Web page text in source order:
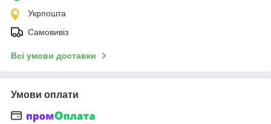
Укрпошта
Самовивіз
Всі умови доставки
Умови оплати